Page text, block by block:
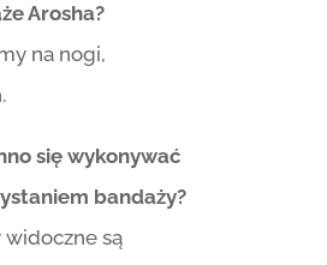
Arosha?
na nogi,
się wykonywać
bandaży?
są